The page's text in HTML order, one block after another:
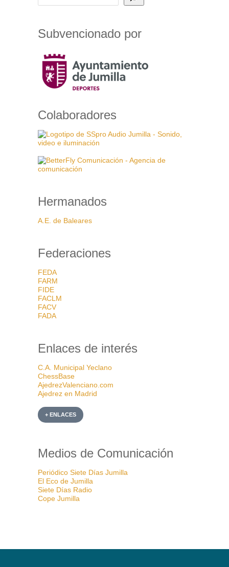
Subvencionado por
Colaboradores
Hermanados
A.E. de Baleares
Federaciones
FEDA
FARM
FIDE
FACLM
FACV
FADA
Enlaces de interés
C.A. Municipal Yeclano
ChessBase
AjedrezValenciano.com
Ajedrez en Madrid
+ ENLACES
Medios de Comunicación
Periódico Siete Días Jumilla
El Eco de Jumilla
Siete Días Radio
Cope Jumilla